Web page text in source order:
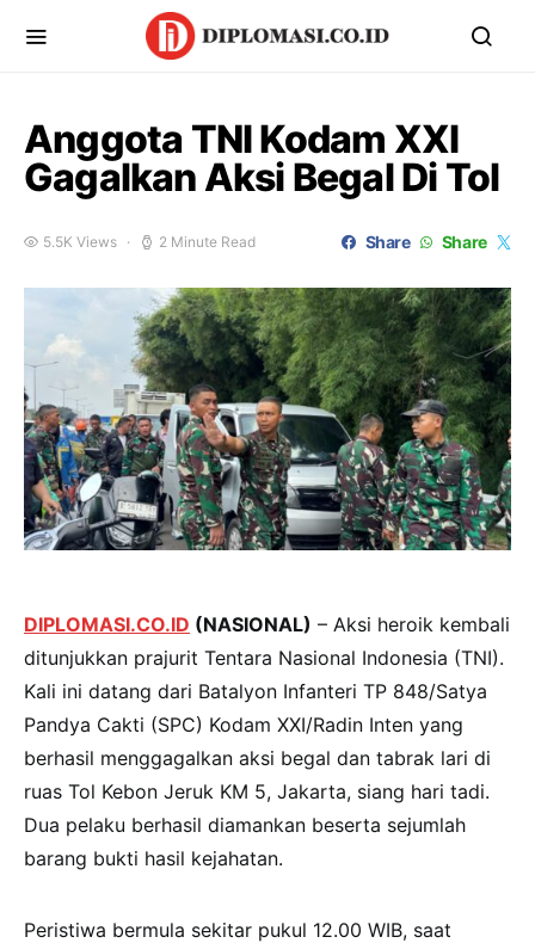
Anggota TNI Kodam XXI
Gagalkan Aksi Begal Di Tol
5.5K Views 2 Minute Read Share Share
DIPLOMASI.CO.ID (NASIONAL) – Aksi heroik kembali
ditunjukkan prajurit Tentara Nasional Indonesia (TNI).
Kali ini datang dari Batalyon Infanteri TP 848/Satya
Pandya Cakti (SPC) Kodam XXI/Radin Inten yang
berhasil menggagalkan aksi begal dan tabrak lari di
ruas Tol Kebon Jeruk KM 5, Jakarta, siang hari tadi.
Dua pelaku berhasil diamankan beserta sejumlah
barang bukti hasil kejahatan.
Peristiwa bermula sekitar pukul 12.00 WIB, saat